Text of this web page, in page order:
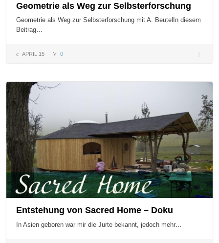
Geometrie als Weg zur Selbsterforschung
Geometrie als Weg zur Selbsterforschung mit A. BeutelIn diesem
Beitrag…
APRIL 15 0
Weg zur
Entstehung von Sacred Home – Doku
In Asien geboren war mir die Jurte bekannt, jedoch mehr…